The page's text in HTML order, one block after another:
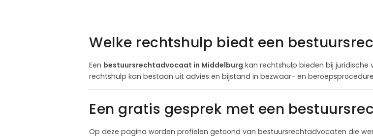
Welke rechtshulp biedt een
Een bestuursrechtadvocaat in Middelburg kan rechtshulp bieden bij juridische
rechtshulp kan bestaan uit advies en bijstand in bezwaar- en
Een gratis gesprek met een
Op deze pagina worden profielen getoond van bestuursrechtadvocaten die